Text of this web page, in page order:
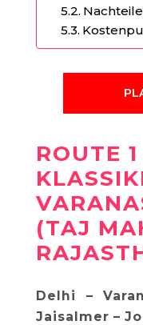
ROUTE
(TAJ
Delhi –
Jaisalmer –